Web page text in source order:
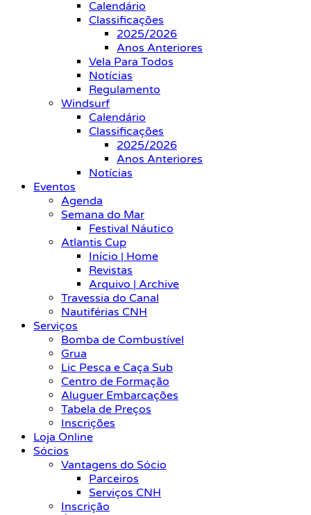
Calendário
Classificações
2025/2026
Anos Anteriores
Vela Para Todos
Notícias
Regulamento
Windsurf
Calendário
Classificações
2025/2026
Anos Anteriores
Notícias
Eventos
Agenda
Semana do Mar
Festival Náutico
Atlantis Cup
Início | Home
Revistas
Arquivo | Archive
Travessia do Canal
Nautiférias CNH
Serviços
Bomba de Combustível
Grua
Lic Pesca e Caça Sub
Centro de Formação
Aluguer Embarcações
Tabela de Preços
Inscrições
Loja Online
Sócios
Vantagens do Sócio
Parceiros
Serviços CNH
Inscrição